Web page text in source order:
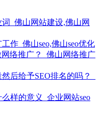
_佛山网站建设,佛山网
作_佛山seo,佛山seo优化
络推广？_佛山网络推广
后给予SEO排名的吗？_
样的意义_企业网站seo